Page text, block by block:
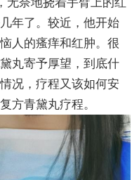
年了。较近，他开始
人的瘙痒和红肿。很
丸寄予厚望，到底什
况，疗程又该如何安
方青黛丸疗程。